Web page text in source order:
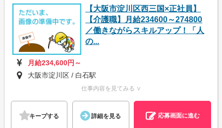
【大阪市淀川区西三国×正社員】
【介護職】月給234600～274800
／働きながらスキルアップ！「人
の...
月給234,600円～
大阪市淀川区 / 白石駅
仕事内容を見てみる ∨
キープする 詳細を見る 応募画面に進む